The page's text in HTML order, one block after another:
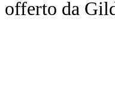
offerto da